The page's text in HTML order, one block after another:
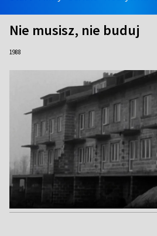
Nie musisz, nie buduj
1988